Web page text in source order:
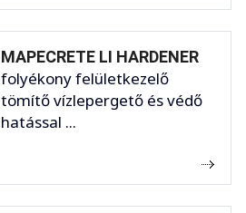
MAPECRETE LI HARDENER
folyékony felületkezelő
tömítő vízlepergető és védő
hatással ...